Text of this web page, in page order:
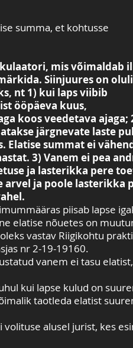
summa, et kohtusse
mis võimaldab
Siinjuures on
nt 1) kui laps viibib
ööpäeva kuus,
koos veedetava ajaga;
järgnevate laste
Elatise summat ei
3) Vanem ei pea
ja lasterikka pere
arvel ja poole lasterikka
piisab lapse
elatise nõuetes on
vastav Riigikohtu
nr 2-19-19160.
vanem ei tasu elatist,
kui lapse kulud on
taotleda elatist
alusel jurist, kes